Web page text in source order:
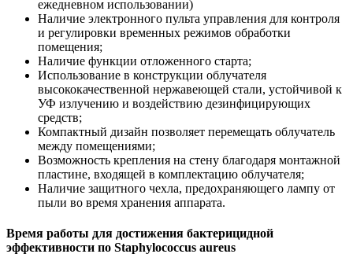
ежедневном использовании)
Наличие электронного пульта управления для контроля
и регулировки временных режимов обработки
помещения;
Наличие функции отложенного старта;
Использование в конструкции облучателя
высококачественной нержавеющей стали, устойчивой к
УФ излучению и воздействию дезинфицирующих
средств;
Компактный дизайн позволяет перемещать облучатель
между помещениями;
Возможность крепления на стену благодаря монтажной
пластине, входящей в комплектацию облучателя;
Наличие защитного чехла, предохраняющего лампу от
пыли во время хранения аппарата.
Время работы для достижения бактерицидной
эффективности по Staphylococcus aureus